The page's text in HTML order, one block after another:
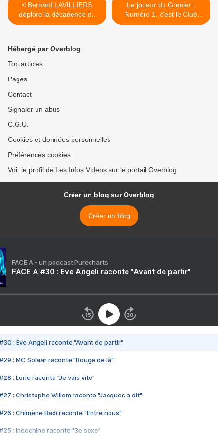
< Bernard LAVILLIERS
déplore la décadence de
Charleroi
Le joueur du Grenier :
Numéro 1, c'est le Club
Dorothée #30ansClubDo >
Hébergé par Overblog
Top articles
Pages
Contact
Signaler un abus
C.G.U.
Cookies et données personnelles
Préférences cookies
Voir le profil de Les Infos Videos sur le portail Overblog
Créer un blog sur Overblog
Créer un blog
FACE A - un podcast Purecharts
FACE A #30 : Eve Angeli raconte "Avant de partir"
#30 : Eve Angeli raconte "Avant de partir"
#29 : MC Solaar raconte "Bouge de là"
#28 : Lorie raconte "Je vais vite"
#27 : Christophe Willem raconte "Jacques a dit"
#26 : Chimène Badi raconte "Entre nous"
#25 : Indochine raconte "3e sexe"